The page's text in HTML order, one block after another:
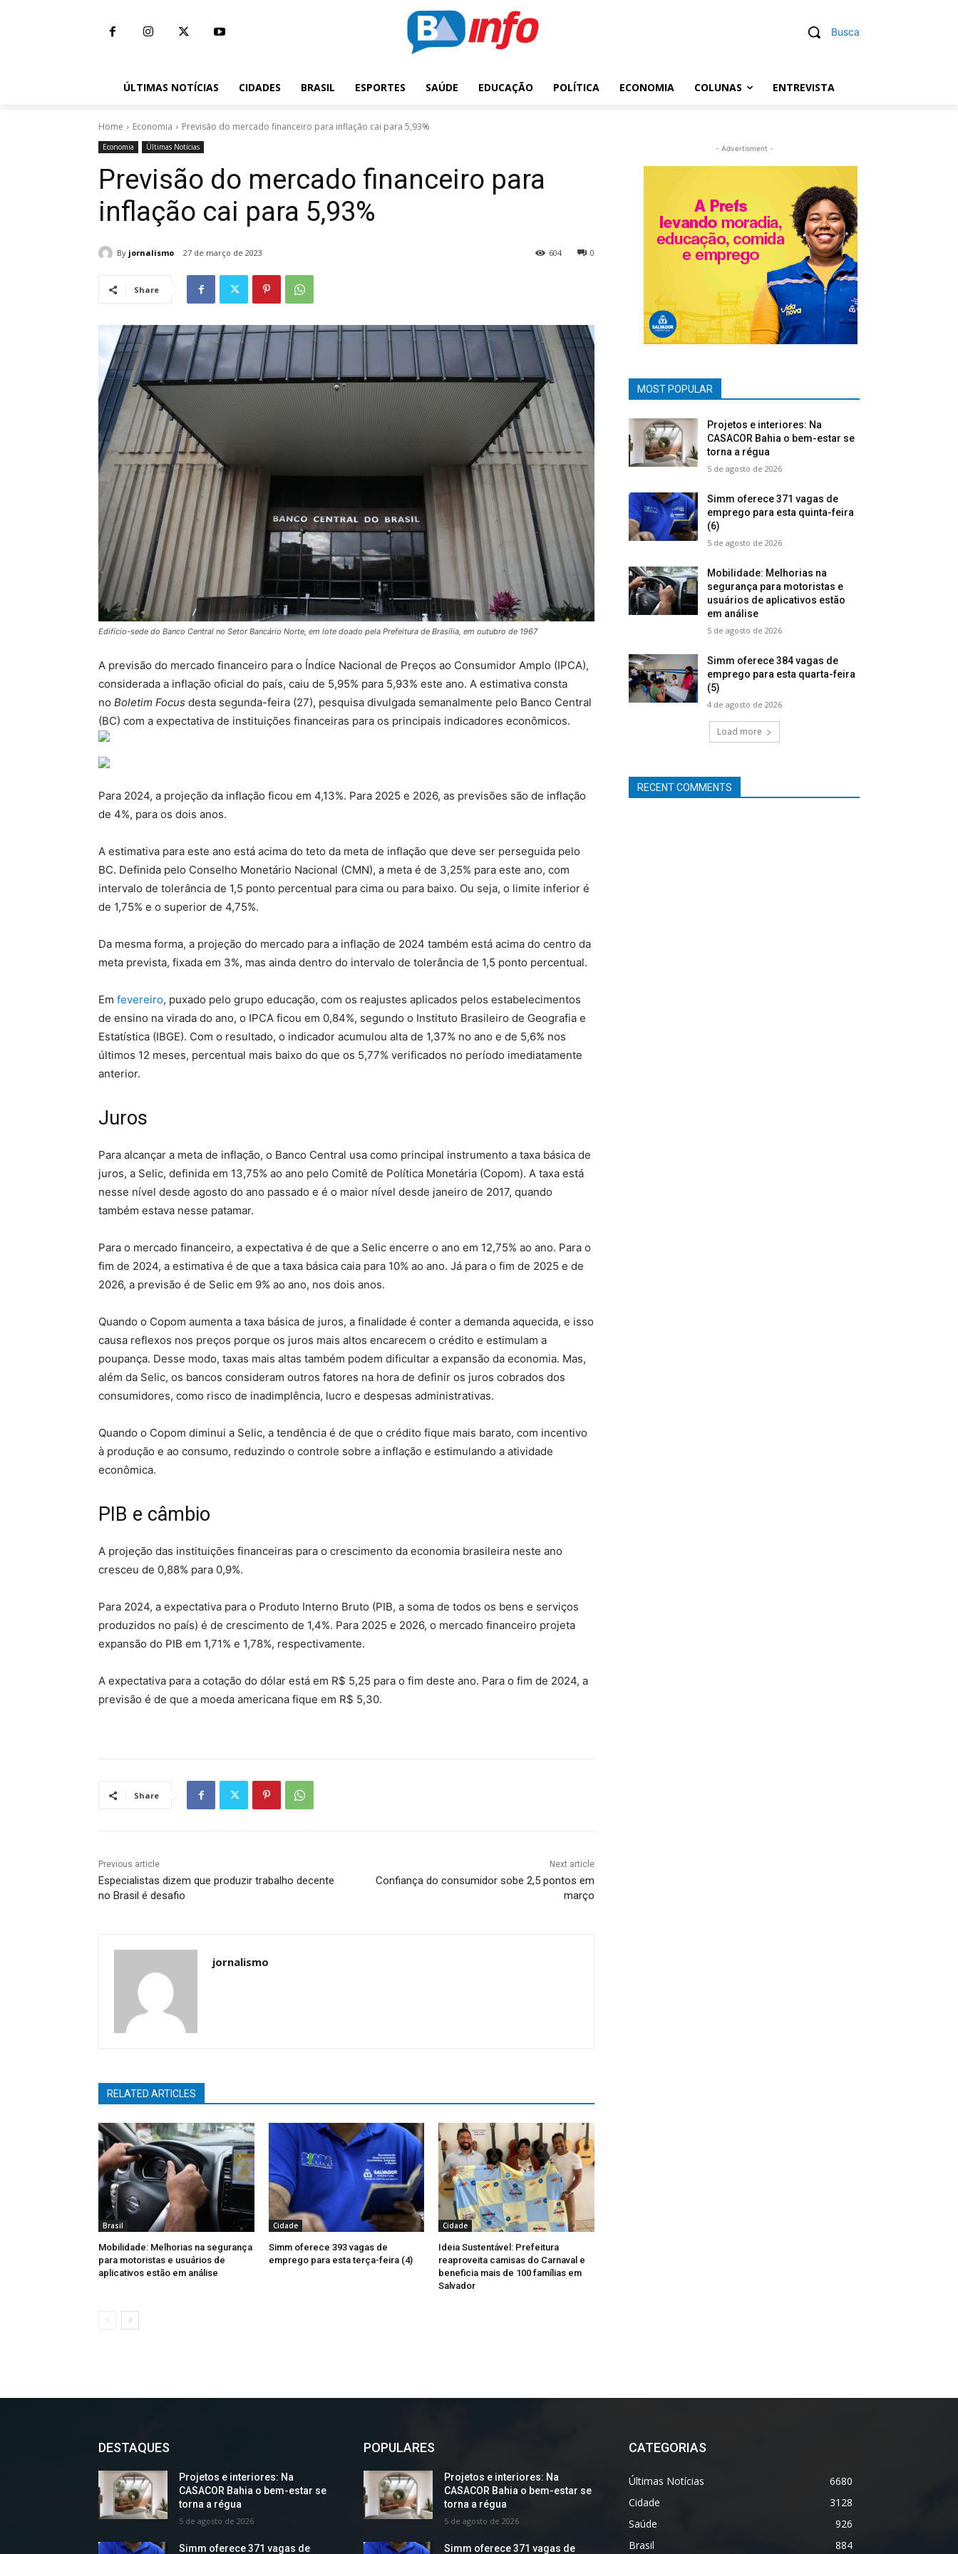
Busca
ÚLTIMAS NOTÍCIAS CIDADES BRASIL ESPORTES SAÚDE EDUCAÇÃO POLÍTICA ECONOMIA COLUNAS ENTREVISTA
Home Economia Previsão do mercado financeiro para inflação cai para 5,93%
Economia Últimas Notícias
Previsão do mercado financeiro para
inflação cai para 5,93%
By jornalismo 27 de março de 2023 0
604
Share
Edifício-sede do Banco Central no Setor Bancário Norte, em lote doado pela Prefeitura de Brasília, em outubro de 1967
A previsão do mercado financeiro para o Índice Nacional de Preços ao Consumidor Amplo (IPCA),
considerada a inflação oficial do país, caiu de 5,95% para 5,93% este ano. A estimativa consta
no Boletim Focus desta segunda-feira (27), pesquisa divulgada semanalmente pelo Banco Central
(BC) com a expectativa de instituições financeiras para os principais indicadores econômicos.
Para 2024, a projeção da inflação ficou em 4,13%. Para 2025 e 2026, as previsões são de inflação
de 4%, para os dois anos.
A estimativa para este ano está acima do teto da meta de inflação que deve ser perseguida pelo
BC. Definida pelo Conselho Monetário Nacional (CMN), a meta é de 3,25% para este ano, com
intervalo de tolerância de 1,5 ponto percentual para cima ou para baixo. Ou seja, o limite inferior é
de 1,75% e o superior de 4,75%.
Da mesma forma, a projeção do mercado para a inflação de 2024 também está acima do centro da
meta prevista, fixada em 3%, mas ainda dentro do intervalo de tolerância de 1,5 ponto percentual.
Em fevereiro, puxado pelo grupo educação, com os reajustes aplicados pelos estabelecimentos
de ensino na virada do ano, o IPCA ficou em 0,84%, segundo o Instituto Brasileiro de Geografia e
Estatística (IBGE). Com o resultado, o indicador acumulou alta de 1,37% no ano e de 5,6% nos
últimos 12 meses, percentual mais baixo do que os 5,77% verificados no período imediatamente
anterior.
Juros
Para alcançar a meta de inflação, o Banco Central usa como principal instrumento a taxa básica de
juros, a Selic, definida em 13,75% ao ano pelo Comitê de Política Monetária (Copom). A taxa está
nesse nível desde agosto do ano passado e é o maior nível desde janeiro de 2017, quando
também estava nesse patamar.
Para o mercado financeiro, a expectativa é de que a Selic encerre o ano em 12,75% ao ano. Para o
fim de 2024, a estimativa é de que a taxa básica caia para 10% ao ano. Já para o fim de 2025 e de
2026, a previsão é de Selic em 9% ao ano, nos dois anos.
Quando o Copom aumenta a taxa básica de juros, a finalidade é conter a demanda aquecida, e isso
causa reflexos nos preços porque os juros mais altos encarecem o crédito e estimulam a
poupança. Desse modo, taxas mais altas também podem dificultar a expansão da economia. Mas,
além da Selic, os bancos consideram outros fatores na hora de definir os juros cobrados dos
consumidores, como risco de inadimplência, lucro e despesas administrativas.
Quando o Copom diminui a Selic, a tendência é de que o crédito fique mais barato, com incentivo
à produção e ao consumo, reduzindo o controle sobre a inflação e estimulando a atividade
econômica.
PIB e câmbio
A projeção das instituições financeiras para o crescimento da economia brasileira neste ano
cresceu de 0,88% para 0,9%.
Para 2024, a expectativa para o Produto Interno Bruto (PIB, a soma de todos os bens e serviços
produzidos no país) é de crescimento de 1,4%. Para 2025 e 2026, o mercado financeiro projeta
expansão do PIB em 1,71% e 1,78%, respectivamente.
A expectativa para a cotação do dólar está em R$ 5,25 para o fim deste ano. Para o fim de 2024, a
previsão é de que a moeda americana fique em R$ 5,30.
Share
Previous article
Especialistas dizem que produzir trabalho decente
no Brasil é desafio
Next article
Confiança do consumidor sobe 2,5 pontos em
março
jornalismo
RELATED ARTICLES
Brasil
Mobilidade: Melhorias na segurança
para motoristas e usuários de
aplicativos estão em análise
Cidade
Simm oferece 393 vagas de
emprego para esta terça-feira (4)
Cidade
Ideia Sustentável: Prefeitura
reaproveita camisas do Carnaval e
beneficia mais de 100 famílias em
Salvador
- Advertisment -
MOST POPULAR
Projetos e interiores: Na
CASACOR Bahia o bem-estar se
torna a régua
5 de agosto de 2026
Simm oferece 371 vagas de
emprego para esta quinta-feira
(6)
5 de agosto de 2026
Mobilidade: Melhorias na
segurança para motoristas e
usuários de aplicativos estão
em análise
5 de agosto de 2026
Simm oferece 384 vagas de
emprego para esta quarta-feira
(5)
4 de agosto de 2026
Load more
RECENT COMMENTS
DESTAQUES
Projetos e interiores: Na
CASACOR Bahia o bem-estar se
torna a régua
5 de agosto de 2026
Simm oferece 371 vagas de
POPULARES
Projetos e interiores: Na
CASACOR Bahia o bem-estar se
torna a régua
5 de agosto de 2026
Simm oferece 371 vagas de
CATEGORIAS
Últimas Notícias
6680
Cidade
3128
Saúde
926
Brasil
884